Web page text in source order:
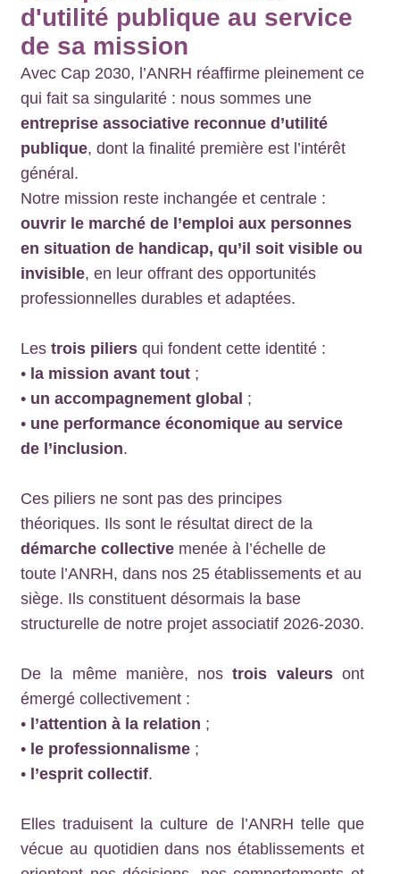
d'utilité publique au service
de sa mission
Avec Cap 2030, l’ANRH réaffirme pleinement ce
qui fait sa singularité : nous sommes une
entreprise associative reconnue d’utilité
publique, dont la finalité première est l’intérêt
général.
Notre mission reste inchangée et centrale :
ouvrir le marché de l’emploi aux personnes
en situation de handicap, qu’il soit visible ou
invisible, en leur offrant des opportunités
professionnelles durables et adaptées.
Les trois piliers qui fondent cette identité :
• la mission avant tout ;
• un accompagnement global ;
• une performance économique au service
de l’inclusion.
Ces piliers ne sont pas des principes
théoriques. Ils sont le résultat direct de la
démarche collective menée à l’échelle de
toute l’ANRH, dans nos 25 établissements et au
siège. Ils constituent désormais la base
structurelle de notre projet associatif 2026-2030.
De la même manière, nostrois valeursont
émergé collectivement :
• l’attention à la relation ;
• le professionnalisme ;
• l’esprit collectif.
Elles traduisent la culture de l’ANRH telle que
vécue au quotidien dans nos établissements et